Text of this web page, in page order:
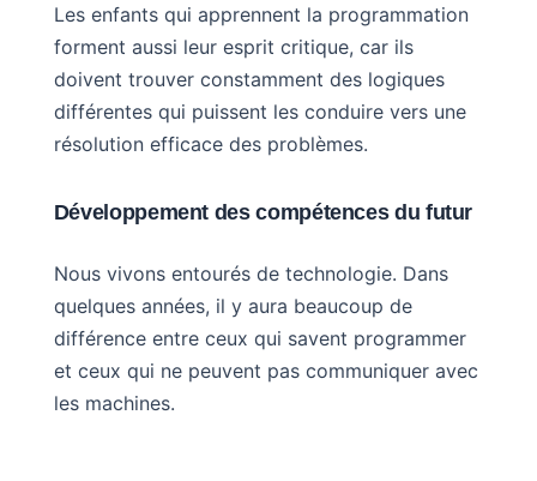
Les enfants qui apprennent la programmation
forment aussi leur esprit critique, car ils
doivent trouver constamment des logiques
différentes qui puissent les conduire vers une
résolution efficace des problèmes.
Développement des compétences du futur
Nous vivons entourés de technologie. Dans
quelques années, il y aura beaucoup de
différence entre ceux qui savent programmer
et ceux qui ne peuvent pas communiquer avec
les machines.